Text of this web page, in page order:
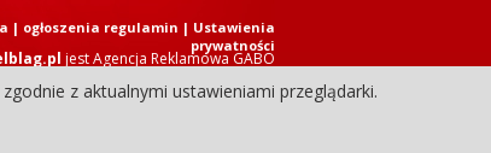
jestAgencja Reklamowa GABO
Wszystkie prawa zastrzeżone.
| ogłoszenia regulamin | Ustawienia
prywatności
z aktualnymi ustawieniami przeglądarki.